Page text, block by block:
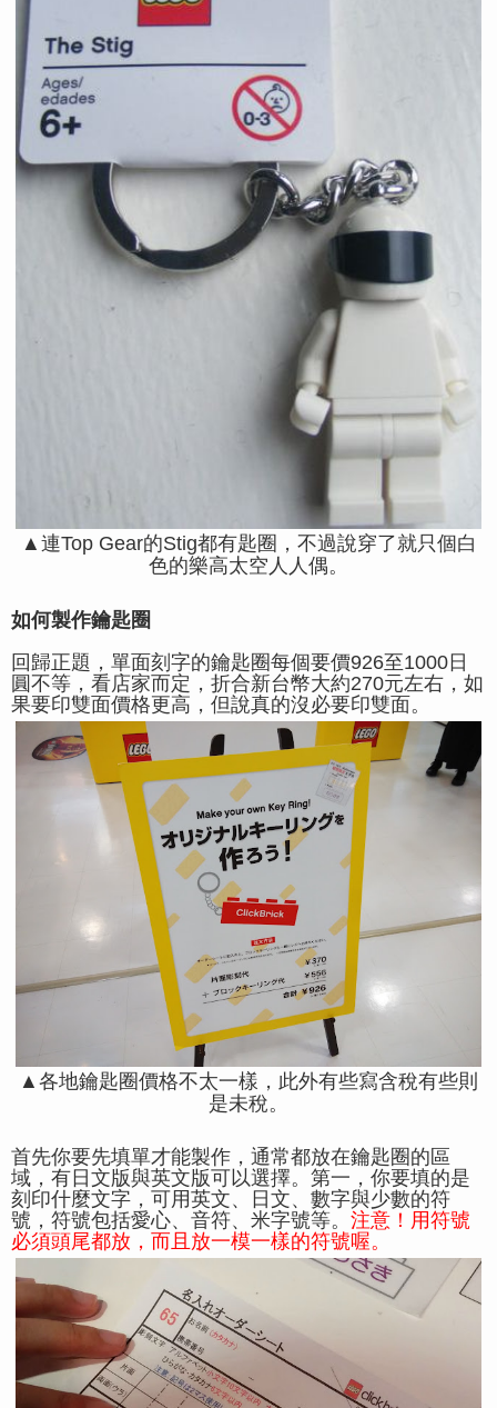
▲連Top Gear的Stig都有匙圈，不過說穿了就只個白
色的樂高太空人人偶。
如何製作鑰匙圈
回歸正題，單面刻字的鑰匙圈每個要價926至1000日
圓不等，看店家而定，折合新台幣大約270元左右，如
果要印雙面價格更高，但說真的沒必要印雙面。
▲各地鑰匙圈價格不太一樣，此外有些寫含稅有些則
是未稅。
首先你要先填單才能製作，通常都放在鑰匙圈的區
域，有日文版與英文版可以選擇。第一，你要填的是
刻印什麼文字，可用英文、日文、數字與少數的符
號，符號包括愛心、音符、米字號等。 注意！用符號
必須頭尾都放，而且放一模一樣的符號喔。